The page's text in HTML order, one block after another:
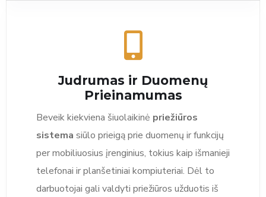
Judrumas ir Duomenų
Prieinamumas
Beveik kiekviena šiuolaikinė priežiūros
sistema siūlo prieigą prie duomenų ir funkcijų
per mobiliuosius įrenginius, tokius kaip išmanieji
telefonai ir planšetiniai kompiuteriai. Dėl to
darbuotojai gali valdyti priežiūros užduotis iš